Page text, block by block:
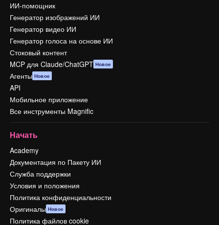
ИИ-помощник
Генератор изображений ИИ
Генератор видео ИИ
Генератор голоса на основе ИИ
Стоковый контент
MCP для Claude/ChatGPT Новое
Агенты Новое
API
Мобильное приложение
Все инструменты Magnific
Начать
Academy
Документация по Пакету ИИ
Служба поддержки
Условия и положения
Политика конфиденциальности
Оригиналы Новое
Политика файлов cookie